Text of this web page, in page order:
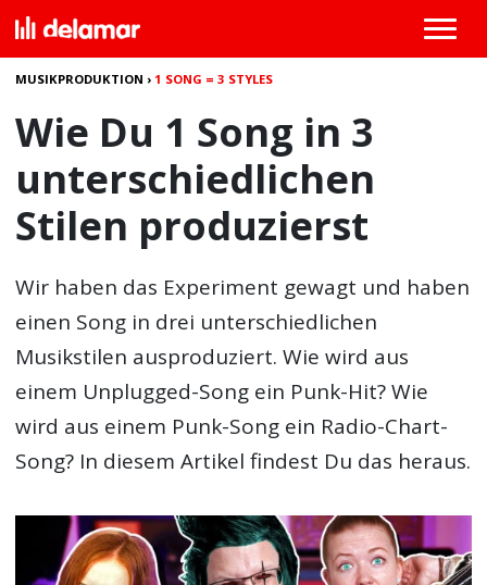
MUSIKPRODUKTION › 1 SONG = 3 STYLES
Wie Du 1 Song in 3
unterschiedlichen
Stilen produzierst
Wir haben das Experiment gewagt und haben
einen Song in drei unterschiedlichen
Musikstilen ausproduziert. Wie wird aus
einem Unplugged-Song ein Punk-Hit? Wie
wird aus einem Punk-Song ein Radio-Chart-
Song? In diesem Artikel findest Du das heraus.